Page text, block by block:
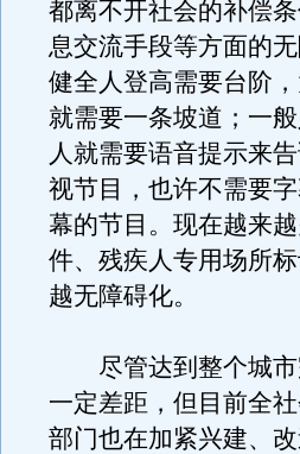
都离不开社会的补偿
息交流手段等方面的
健全人登高需要台阶
就需要一条坡道；一
人就需要语音提示来
视节目，也许不需要
幕的节目。现在越来
件、残疾人专用场所
越无障碍化。
尽管达到整个城市
一定差距，但目前全
部门也在加紧兴建、